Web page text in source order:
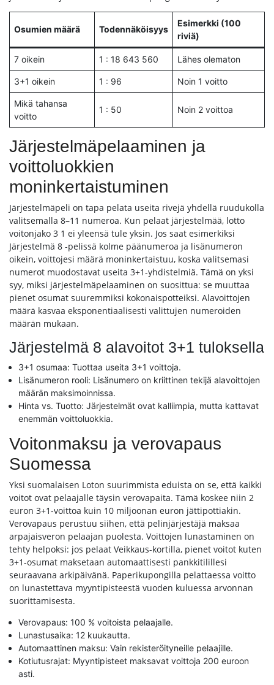
Osumien määrä Todennäköisyys
Esimerkki (100
riviä)
7 oikein 1 : 18 643 560 Lähes olematon
3+1 oikein 1 : 96 Noin 1 voitto
Mikä tahansa
voitto
1 : 50 Noin 2 voittoa
Järjestelmäpelaaminen ja
voittoluokkien
moninkertaistuminen
Järjestelmäpeli on tapa pelata useita rivejä yhdellä ruudukolla
valitsemalla 8–11 numeroa. Kun pelaat järjestelmää, lotto
voitonjako 3 1 ei yleensä tule yksin. Jos saat esimerkiksi
Järjestelmä 8 -pelissä kolme päänumeroa ja lisänumeron
oikein, voittojesi määrä moninkertaistuu, koska valitsemasi
numerot muodostavat useita 3+1-yhdistelmiä. Tämä on yksi
syy, miksi järjestelmäpelaaminen on suosittua: se muuttaa
pienet osumat suuremmiksi kokonaispotteiksi. Alavoittojen
määrä kasvaa eksponentiaalisesti valittujen numeroiden
määrän mukaan.
Järjestelmä 8 alavoitot 3+1 tuloksella
3+1 osumaa: Tuottaa useita 3+1 voittoja.
Lisänumeron rooli: Lisänumero on kriittinen tekijä alavoittojen
määrän maksimoinnissa.
Hinta vs. Tuotto: Järjestelmät ovat kalliimpia, mutta kattavat
enemmän voittoluokkia.
Voitonmaksu ja verovapaus
Suomessa
Yksi suomalaisen Loton suurimmista eduista on se, että kaikki
voitot ovat pelaajalle täysin verovapaita. Tämä koskee niin 2
euron 3+1-voittoa kuin 10 miljoonan euron jättipottiakin.
Verovapaus perustuu siihen, että pelinjärjestäjä maksaa
arpajaisveron pelaajan puolesta. Voittojen lunastaminen on
tehty helpoksi: jos pelaat Veikkaus-kortilla, pienet voitot kuten
3+1-osumat maksetaan automaattisesti pankkitilillesi
seuraavana arkipäivänä. Paperikupongilla pelattaessa voitto
on lunastettava myyntipisteestä vuoden kuluessa arvonnan
suorittamisesta.
Verovapaus: 100 % voitoista pelaajalle.
Lunastusaika: 12 kuukautta.
Automaattinen maksu: Vain rekisteröityneille pelaajille.
Kotiutusrajat: Myyntipisteet maksavat voittoja 200 euroon
asti.